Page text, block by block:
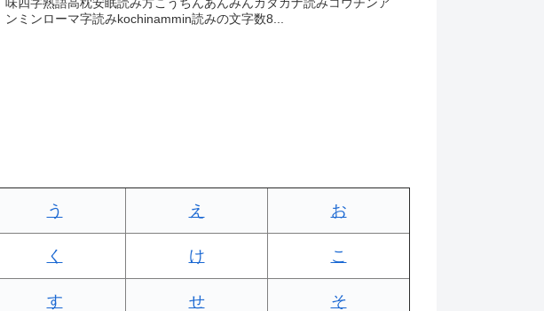
ンミンローマ字読みkochinammin読みの文字数8...
う え お
く け こ
す せ そ